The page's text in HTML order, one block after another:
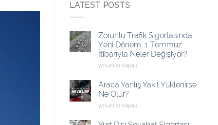
LATEST POSTS
Zorunlu Trafik Sigortasında
Yeni Dönem: 1 Temmuz
İtibarıyla Neler Değişiyor?
Zorunlu
Sigortasında
Yeni
Dönem:
1
İtibarıyla
yorumlar kapalı
Araca Yanlış Yakıt Yüklenirse
Ne Olur?
Araca
Yakıt
yorumlar kapalı